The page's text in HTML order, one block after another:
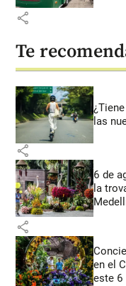
share
Te
las
share
6 de
la
share
en el
este 6